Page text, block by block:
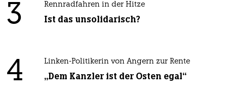
3 Rennradfahren in der Hitze
Ist das unsolidarisch?
4 Linken-Politikerin von Angern zur Rente
„Dem Kanzler ist der Osten egal“